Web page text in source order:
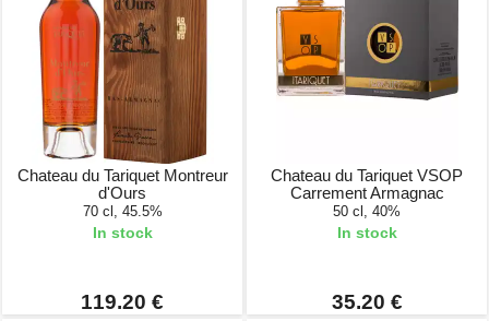
Chateau du Tariquet Montreur
d'Ours
70 cl, 45.5%
In stock
119.20 €
Chateau du Tariquet VSOP
Carrement Armagnac
50 cl, 40%
In stock
35.20 €